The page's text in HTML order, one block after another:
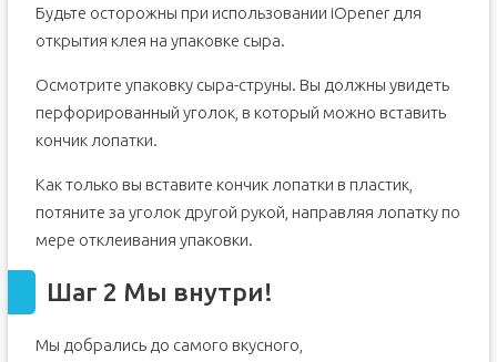
Будьте осторожны при использовании iOpener для
открытия клея на упаковке сыра.
Осмотрите упаковку сыра-струны. Вы должны увидеть
перфорированный уголок, в который можно вставить
кончик лопатки.
Как только вы вставите кончик лопатки в пластик,
потяните за уголок другой рукой, направляя лопатку по
мере отклеивания упаковки.
Шаг 2 Мы внутри!
Мы добрались до самого вкусного,